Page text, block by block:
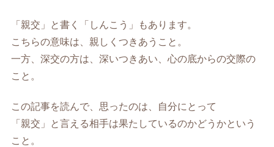
「親交」と書く「しんこう」もあります。
こちらの意味は、親しくつきあうこと。
一方、深交の方は、深いつきあい、心の底からの交際の
こと。
この記事を読んで、思ったのは、自分にとって
「親交」と言える相手は果たしているのかどうかという
こと。